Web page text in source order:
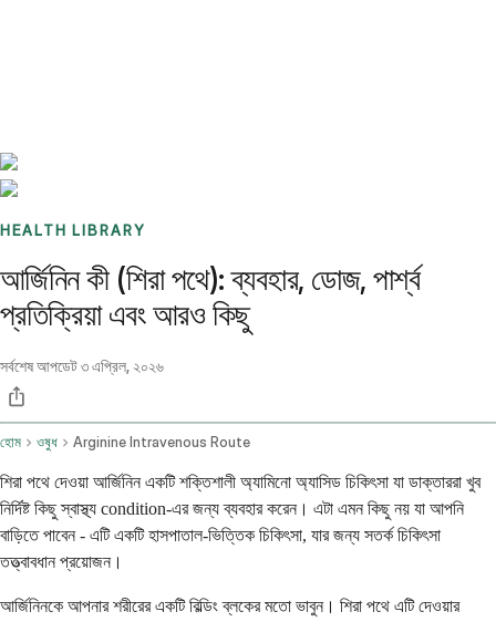
HEALTH LIBRARY
আর্জিনিন কী (শিরা পথে): ব্যবহার, ডোজ, পার্শ্ব
প্রতিক্রিয়া এবং আরও কিছু
সর্বশেষ আপডেট৩ এপ্রিল, ২০২৬
হোম ওষুধ Arginine Intravenous Route
শিরা পথে দেওয়া আর্জিনিন একটি শক্তিশালী অ্যামিনো অ্যাসিড চিকিৎসা যা ডাক্তাররা খুব
নির্দিষ্ট কিছু স্বাস্থ্য condition-এর জন্য ব্যবহার করেন। এটা এমন কিছু নয় যা আপনি
বাড়িতে পাবেন - এটি একটি হাসপাতাল-ভিত্তিক চিকিৎসা, যার জন্য সতর্ক চিকিৎসা
তত্ত্বাবধান প্রয়োজন।
আর্জিনিনকে আপনার শরীরের একটি বিল্ডিং ব্লকের মতো ভাবুন। শিরা পথে এটি দেওয়ার